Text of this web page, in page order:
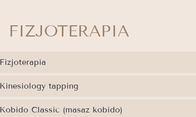
FIZJOTERAPIA
Fizjoterapia
Kinesiology tapping
Kobido Classic (masaz kobido)